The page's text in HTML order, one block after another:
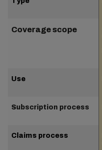
Coverage scope
Use
Subscription process
Claims process